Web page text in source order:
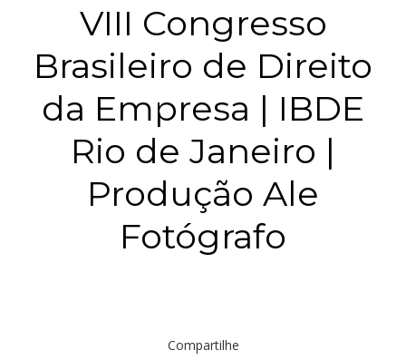
VIII Congresso
Brasileiro de Direito
da Empresa | IBDE
Rio de Janeiro |
Produção Ale
Fotógrafo
Compartilhe